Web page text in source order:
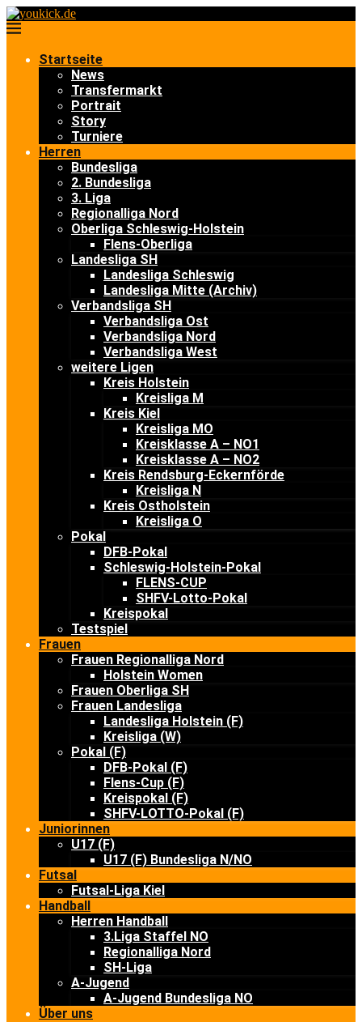
Startseite
News
Transfermarkt
Portrait
Story
Turniere
Herren
Bundesliga
2. Bundesliga
3. Liga
Regionalliga Nord
Oberliga Schleswig-Holstein
Flens-Oberliga
Landesliga SH
Landesliga Schleswig
Landesliga Mitte (Archiv)
Verbandsliga SH
Verbandsliga Ost
Verbandsliga Nord
Verbandsliga West
weitere Ligen
Kreis Holstein
Kreisliga M
Kreis Kiel
Kreisliga MO
Kreisklasse A – NO1
Kreisklasse A – NO2
Kreis Rendsburg-Eckernförde
Kreisliga N
Kreis Ostholstein
Kreisliga O
Pokal
DFB-Pokal
Schleswig-Holstein-Pokal
FLENS-CUP
SHFV-Lotto-Pokal
Kreispokal
Testspiel
Frauen
Frauen Regionalliga Nord
Holstein Women
Frauen Oberliga SH
Frauen Landesliga
Landesliga Holstein (F)
Kreisliga (W)
Pokal (F)
DFB-Pokal (F)
Flens-Cup (F)
Kreispokal (F)
SHFV-LOTTO-Pokal (F)
Juniorinnen
U17 (F)
U17 (F) Bundesliga N/NO
Futsal
Futsal-Liga Kiel
Handball
Herren Handball
3.Liga Staffel NO
Regionalliga Nord
SH-Liga
A-Jugend
A-Jugend Bundesliga NO
Über uns